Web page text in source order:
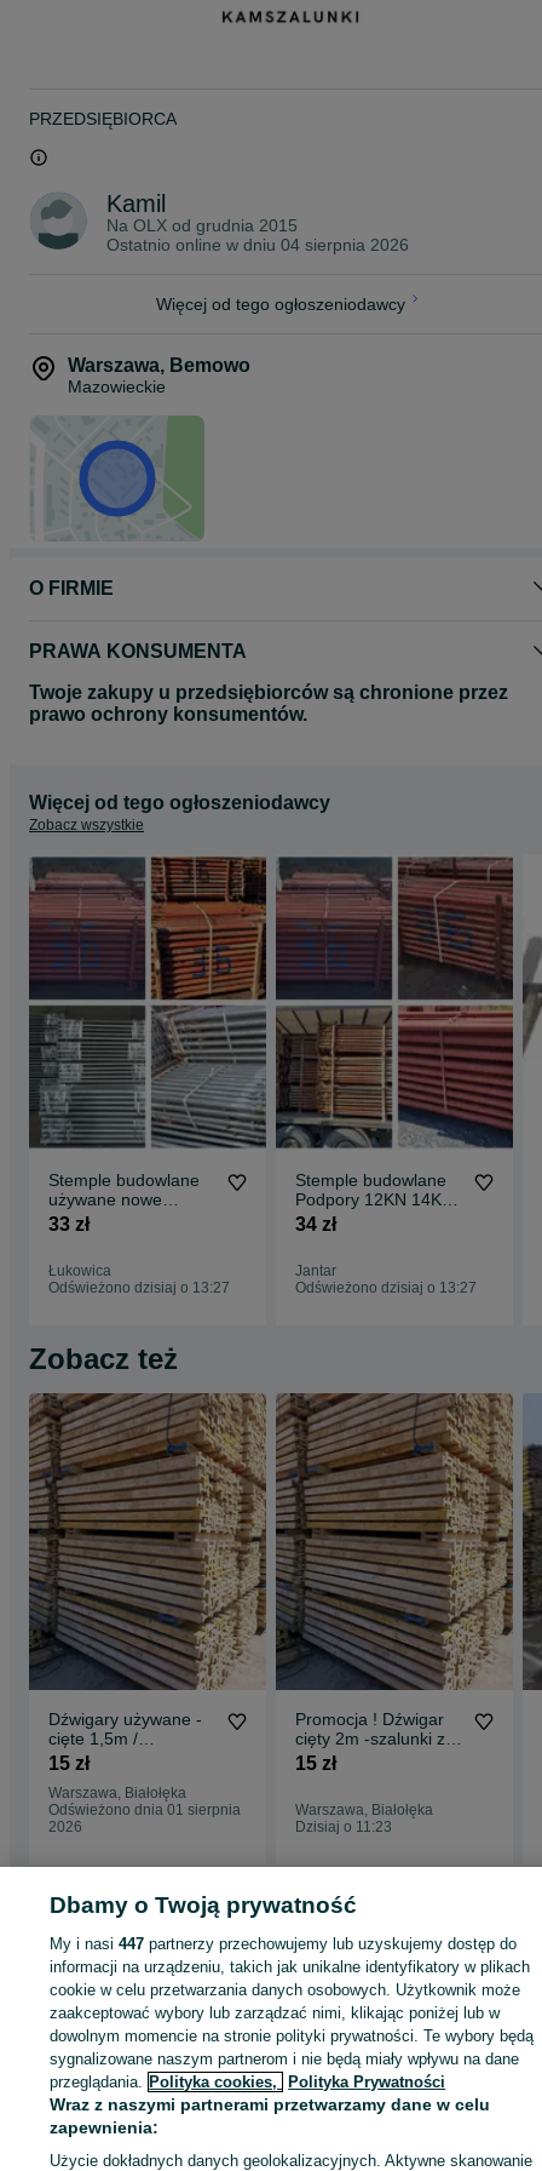
Szybka realizacja każdej ilości zamówienia.
własną flotę aut, dzięki czemu dostarczam zamówienia w każdy
zakątek Polski, szybko i tanio).
Wysyłam kurierem
Odbiór własny
Więcej o nas znajdziecie na naszej stronie internetowej
www.kamszalunki.pl
PRZEDSIĘBIORCA
Kamil
Na OLX od grudnia 2015
Ostatnio online w dniu 04 sierpnia 2026
Więcej od tego ogłoszeniodawcy
Warszawa, Bemowo
Mazowieckie
O FIRMIE
PRAWA KONSUMENTA
Twoje zakupy u przedsiębiorców są chronione przez
prawo ochrony konsumentów.
Więcej od tego ogłoszeniodawcy
Zobacz wszystkie
Stemple budowlane
używane nowe
Ocynkowane Sklejka
33 zł
Łukowica
Odświeżono dzisiaj o 13:27
Stemple budowlane
Podpory 12KN 14KN
20KN Dźwigary H20
34 zł
Jantar
Odświeżono dzisiaj o 13:27
Zobacz też
Dźwigary używane -
cięte 1,5m /
stemple,płyty,
15 zł
Warszawa, Białołęka
Odświeżono dnia 01 sierpnia
2026
Promocja ! Dźwigar
cięty 2m -szalunki z
dowozem
15 zł
Warszawa, Białołęka
Dzisiaj o 11:23
Strona główna Budowa i Remont Stemple i szalunki Szalunki
Szalunki -
Mazowieckie
Szalunki - Warszawa Szalunki - Bemowo
KATEGORIA
1063766308 Wyświetlenia:
Zadzwoń / SMS Wyślij wiadomość
Dbamy o Twoją prywatność
My i nasi447 partnerzy przechowujemy lub uzyskujemy dostęp do
informacji na urządzeniu, takich jak unikalne identyfikatory w plikach
cookie w celu przetwarzania danych osobowych. Użytkownik może
zaakceptować wybory lub zarządzać nimi, klikając poniżej lub w
dowolnym momencie na stronie polityki prywatności. Te wybory będą
sygnalizowane naszym partnerom i nie będą miały wpływu na dane
przeglądania. Polityka cookies, Polityka Prywatności
Wraz z naszymi partnerami przetwarzamy dane w celu
zapewnienia:
Użycie dokładnych danych geolokalizacyjnych. Aktywne skanowanie